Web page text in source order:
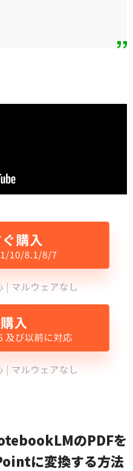
のPDFを
に変換する方法